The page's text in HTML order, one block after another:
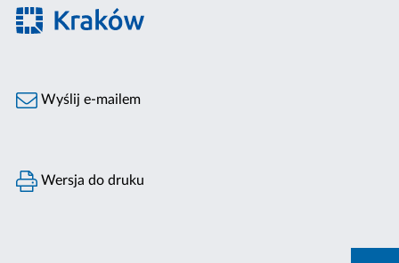
Wyślij e-mailem
Wersja do druku